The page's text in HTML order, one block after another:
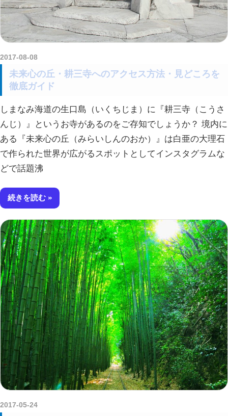
2017-08-08
未来心の丘・耕三寺へのアクセス方法・見どころを
徹底ガイド
しまなみ海道の生口島（いくちじま）に『耕三寺（こうさ
んじ）』というお寺があるのをご存知でしょうか？ 境内に
ある『未来心の丘（みらいしんのおか）』は白亜の大理石
で作られた世界が広がるスポットとしてインスタグラムな
どで話題沸
続きを読む
2017-05-24